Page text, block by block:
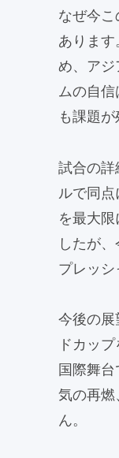
なぜ今
ありま
め、アジ
ムの自
も課題が
試合の詳
ルで同
を最大
したが
プレッシ
今後の展
ドカッ
国際舞
気の再燃
ん。